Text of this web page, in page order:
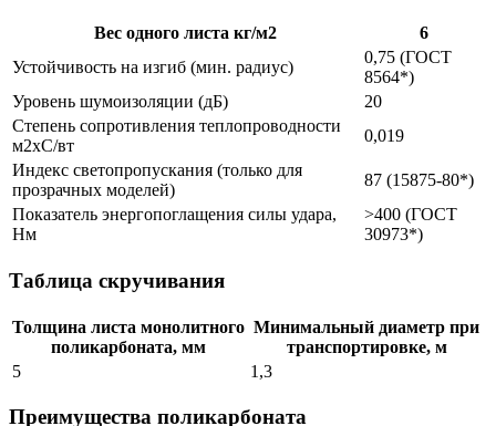
Вес одного листа кг/м2
6
Устойчивость на изгиб (мин. радиус)
0,75 (ГОСТ
8564*)
Уровень шумоизоляции (дБ)
20
Степень сопротивления теплопроводности
м2xС/вт
0,019
Индекс светопропускания (только для
прозрачных моделей)
87 (15875-80*)
Показатель энергопоглащения силы удара,
Нм
>400 (ГОСТ
30973*)
Таблица скручивания
Толщина листа монолитного
поликарбоната, мм
Минимальный диаметр при
транспортировке, м
5
1,3
Преимущества поликарбоната